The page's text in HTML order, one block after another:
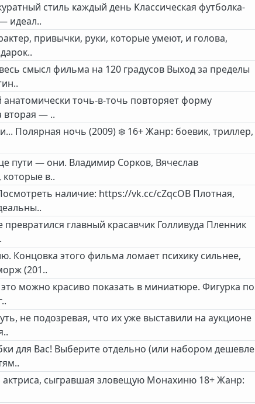
стиль каждый день Классическая футболка-
идеал..
привычки, руки, которые умеют, и голова,
смысл фильма на 120 градусов Выход за пределы
точь-в-точь повторяет форму
вторая — ..
Полярная ночь (2009) ❄️ 16+ Жанр: боевик, триллер,
пути — они. Владимир Сорков, Вячеслав
в..
наличие: https://vk.cc/cZqcOB Плотная,
главный красавчик Голливуда Пленник
Концовка этого фильма ломает психику сильнее,
(201..
можно красиво показать в миниатюре. Фигурка по
не подозревая, что их уже выставили на аукционе
для Вас! Выберите отдельно (или набором дешевле
сыгравшая зловещую Монахиню 18+ Жанр: